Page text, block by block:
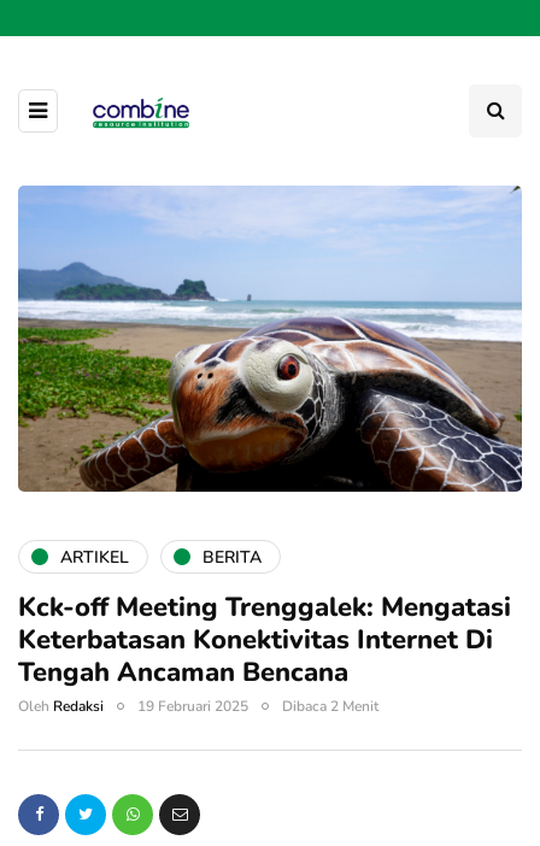
ARTIKEL BERITA
Kck-off Meeting Trenggalek: Mengatasi
Keterbatasan Konektivitas Internet Di
Tengah Ancaman Bencana
Oleh Redaksi 19 Februari 2025 Dibaca 2 Menit